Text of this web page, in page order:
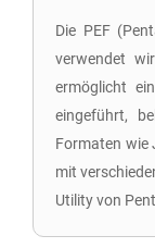
Die PEF
verwendet
ermöglicht
eingeführt,
Formaten wie
mit
Utility von